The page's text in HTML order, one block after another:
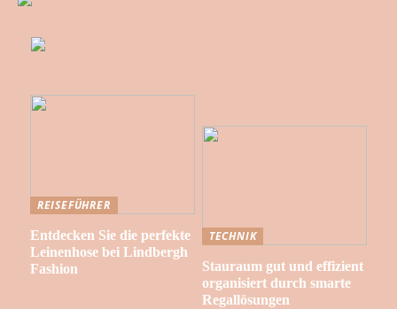
REISEFÜHRER
Entdecken Sie die perfekte
Leinenhose bei Lindbergh
Fashion
TECHNIK
Stauraum gut und effizient
organisiert durch smarte
Regallösungen